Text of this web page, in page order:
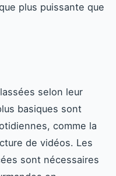
plus puissante que
selon leur
basiques sont
comme la
de vidéos. Les
sont nécessaires